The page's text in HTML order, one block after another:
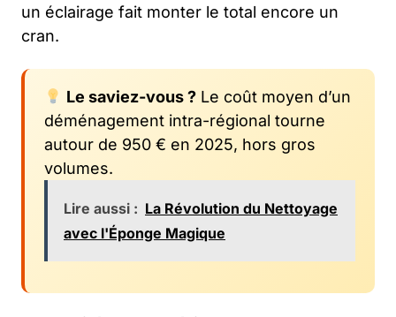
un éclairage fait monter le total encore un
cran.
Le saviez-vous ?Le coût moyen d’un
déménagement intra-régional tourne
autour de 950 € en 2025, hors gros
volumes.
Lire aussi : La Révolution du Nettoyage
avec l'Éponge Magique